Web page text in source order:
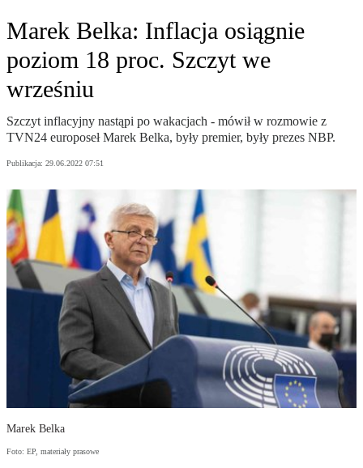
Marek Belka: Inflacja osiągnie
poziom 18 proc. Szczyt we
wrześniu
Szczyt inflacyjny nastąpi po wakacjach - mówił w rozmowie z
TVN24 europoseł Marek Belka, były premier, były prezes NBP.
Publikacja: 29.06.2022 07:51
Marek Belka
Foto: EP, materiały prasowe